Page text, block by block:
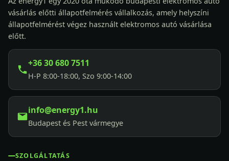
vásárlás előtti állapotfelmérés vállalkozás, amely helyszíni
állapotfelmérést végez használt elektromos autó vásárlása
előtt.
+36 30 680 7511
H-P 8:00-18:00, Szo 9:00-14:00
info@energy1.hu
Budapest és Pest vármegye
SZOLGÁLTATÁS